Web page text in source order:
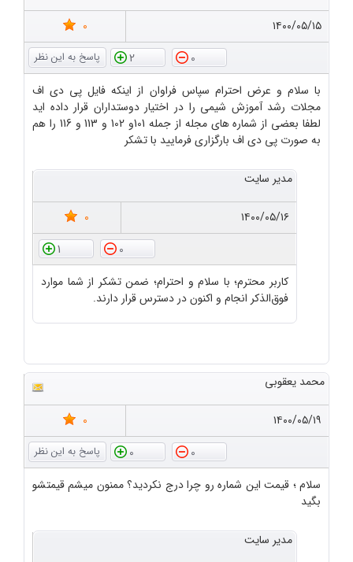
۱۴۰۰/۰۵/۱۵
0
0
2
با سلام و عرض احترام سپاس فراوان از اینکه فایل پی دی اف
مجلات رشد آموزش شیمی را در اختیار دوستداران قرار داده اید
لطفا بعضی از شماره های مجله از جمله 101و 102 و 113 و 116 را هم
به صورت پی دی اف بارگزاری فرمایید با تشکر
مدیر سایت
۱۴۰۰/۰۵/۱۶
0
0
1
کاربر محترم؛ با سلام و احترام؛ ضمن تشکر از شما موارد
فوق‌الذکر انجام و اکنون در دسترس قرار دارند.
محمد یعقوبی
۱۴۰۰/۰۵/۱۹
0
0
0
سلام ؛ قیمت این شماره رو چرا درج نکردید؟ ممنون میشم قیمتشو
بگید
مدیر سایت